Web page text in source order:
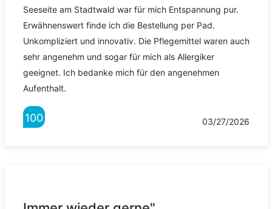
Seeseite am Stadtwald war für mich Entspannung pur.
Erwähnenswert finde ich die Bestellung per Pad.
Unkompliziert und innovativ. Die Pflegemittel waren auch
sehr angenehm und sogar für mich als Allergiker
geeignet. Ich bedanke mich für den angenehmen
Aufenthalt.
100 03/27/2026